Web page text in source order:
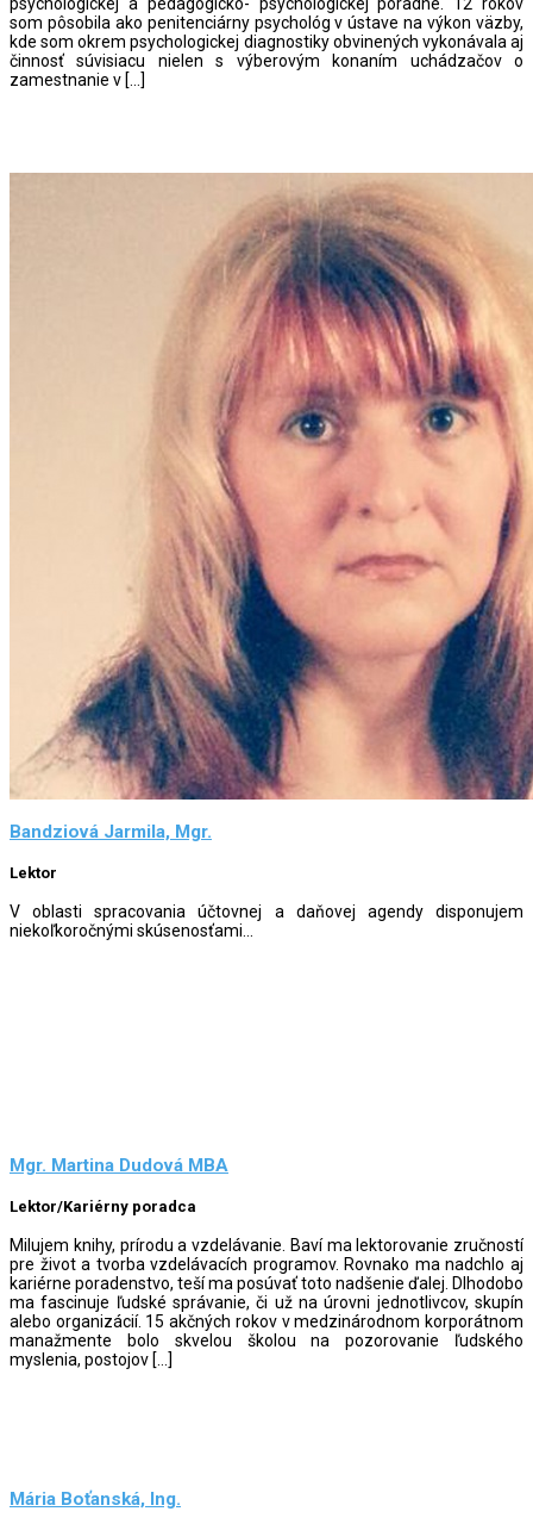
som pôsobila ako penitenciárny psychológ v ústave na výkon väzby,
kde som okrem psychologickej diagnostiky obvinených vykonávala aj
činnosť súvisiacu nielen s výberovým konaním uchádzačov o
zamestnanie v […]
Bandziová Jarmila, Mgr.
Lektor
V oblasti spracovania účtovnej a daňovej agendy disponujem
niekoľkoročnými skúsenosťami...
Mgr. Martina Dudová MBA
Lektor/Kariérny poradca
Milujem knihy, prírodu a vzdelávanie. Baví ma lektorovanie zručností
pre život a tvorba vzdelávacích programov. Rovnako ma nadchlo aj
kariérne poradenstvo, teší ma posúvať toto nadšenie ďalej. Dlhodobo
ma fascinuje ľudské správanie, či už na úrovni jednotlivcov, skupín
alebo organizácií. 15 akčných rokov v medzinárodnom korporátnom
manažmente bolo skvelou školou na pozorovanie ľudského
myslenia, postojov […]
Mária Boťanská, Ing.